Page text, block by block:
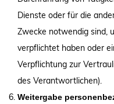
Dienste oder für die
Zwecke notwendig sind,
verpflichtet haben oder
Verpflichtung zur
des Verantwortlichen).
Weitergabe